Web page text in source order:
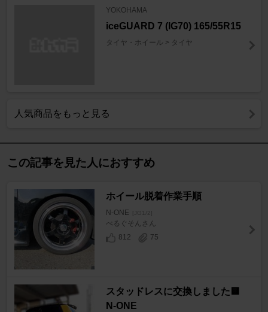
YOKOHAMA
iceGUARD 7 (IG70) 165/55R15
タイヤ・ホイール > タイヤ
人気商品をもっと見る
この記事を見た人におすすめ
ホイール脱着作業手順
N-ONE [JG1/2]
べるぐそんさん
812
75
スタッドレスに交換しました🟨
N-ONE